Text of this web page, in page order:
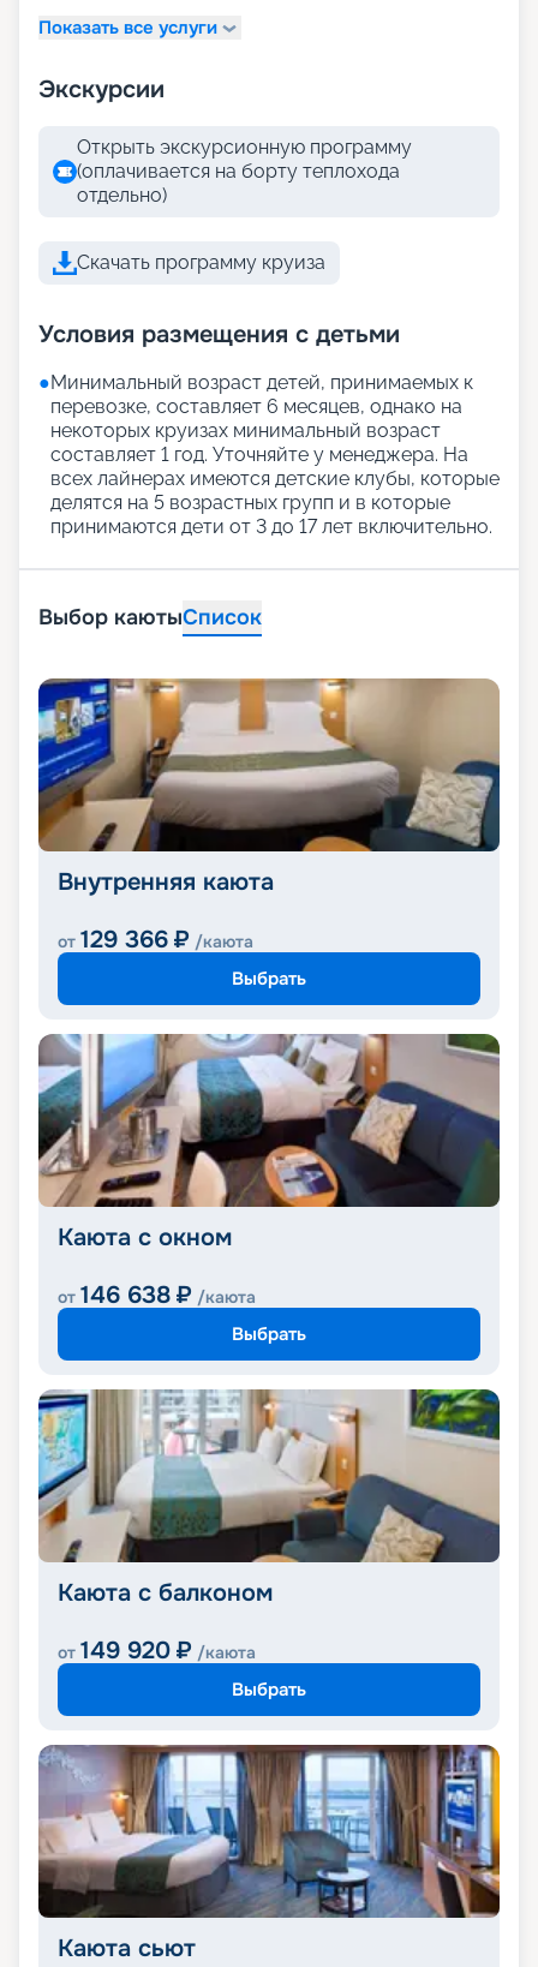
Показать все услуги
Экскурсии
Открыть экскурсионную программу
(оплачивается на борту теплохода
отдельно)
Скачать программу круиза
Условия размещения с детьми
●Минимальный возраст детей, принимаемых к
перевозке, составляет 6 месяцев, однако на
некоторых круизах минимальный возраст
составляет 1 год. Уточняйте у менеджера. На
всех лайнерах имеются детские клубы, которые
делятся на 5 возрастных групп и в которые
принимаются дети от 3 до 17 лет включительно.
Выбор каютыСписок
Внутренняя каюта
от 129 366 ₽ /каюта
Выбрать
Каюта с окном
от 146 638 ₽ /каюта
Выбрать
Каюта с балконом
от 149 920 ₽ /каюта
Выбрать
Каюта сьют